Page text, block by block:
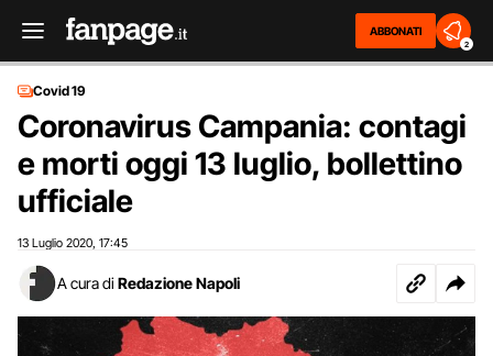
ABBONATI
2
Covid 19
Coronavirus Campania: contagi
e morti oggi 13 luglio, bollettino
ufficiale
13 Luglio 2020 17:45
A cura di Redazione Napoli